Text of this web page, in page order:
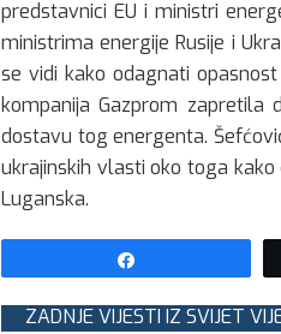
predstavnici EU i ministri
ministrima energije Rusije i
se vidi kako odagnati
kompanija Gazprom zapretila
dostavu tog energenta.
ukrajinskih vlasti oko toga
Luganska.
ZADNJE VIJESTI IZ SVIJET